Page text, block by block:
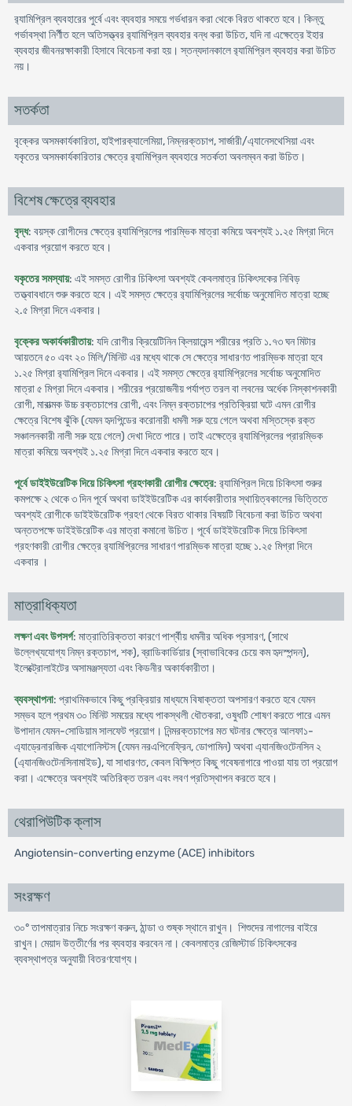
র‍্যামিপ্রিল ব্যবহারের পুর্বে এবং ব্যবহার সময়ে গর্ভধারন করা থেকে বিরত থাকতে হবে। কিন্তু
গর্ভাবস্থা নির্ণীত হলে অতিসত্ত্বর র‍্যামিপ্রিল ব্যবহার বন্ধ করা উচিত, যদি না এক্ষেত্রে ইহার
ব্যবহার জীবনরক্ষাকারী হিসাবে বিবেচনা করা হয়। স্তন্যদানকালে র‍্যামিপ্রিল ব্যবহার করা উচিত
নয়।
সতর্কতা
বৃক্কের অসমকার্যকারিতা, হাইপারক্যালেমিয়া, নিম্নরক্তচাপ, সার্জারী/এ্যানেসথেসিয়া এবং
যকৃতের অসমকার্যকারিতার ক্ষেত্রে র‍্যামিপ্রিল ব্যবহারে সতর্কতা অবলম্বন করা উচিত।
বিশেষ ক্ষেত্রে ব্যবহার
বৃদ্ধ: বয়স্ক রোগীদের ক্ষেত্রে র‍্যামিপ্রিলের পারম্ভিক মাত্রা কমিয়ে অবশ্যই ১.২৫ মিগ্রা দিনে
একবার প্রয়োগ করতে হবে।
যকৃতের সমস্যায়: এই সমস্ত রোগীর চিকিৎসা অবশ্যই কেবলমাত্র চিকিৎসকের নিবিড়
তত্ত্বাবধানে শুরু করতে হবে। এই সমস্ত ক্ষেত্রে র‍্যামিপ্রিলের সর্বোচ্চ অনুমোদিত মাত্রা হচ্ছে
২.৫ মিগ্রা দিনে একবার।
বৃক্কের অকার্যকারীতায়: যদি রোগীর ক্রিয়েটিনিন ক্লিয়ারেন্স শরীরের প্রতি ১.৭৩ ঘন মিটার
আয়তনে ৫০ এবং ২০ মিলি/মিনিট এর মধ্যে থাকে সে ক্ষেত্রে সাধারণত পারম্ভিক মাত্রা হবে
১.২৫ মিগ্রা র‍্যামিপ্রিল দিনে একবার। এই সমস্ত ক্ষেত্রে র‍্যামিপ্রিলের সর্বোচ্চ অনুমোদিত
মাত্রা ৫ মিগ্রা দিনে একবার। শরীরের প্রয়োজনীয় পর্যাপ্ত তরল বা লবনের অর্ধেক নিস্কাশনকারী
রোগী, মারাত্মক উচ্চ রক্তচাপের রোগী, এবং নিম্ন রক্তচাপের প্রতিক্রিয়া ঘটে এমন রোগীর
ক্ষেত্রে বিশেষ ঝুঁকি (যেমন হৃদপিন্ডের করোনারী ধমনী সরু হয়ে গেলে অথবা মস্তিস্কে রক্ত
সঞ্চালনকারী নালী সরু হয়ে গেলে) দেখা দিতে পারে। তাই এক্ষেত্রে র‍্যামিপ্রিলের প্রারম্ভিক
মাত্রা কমিয়ে অবশ্যই ১.২৫ মিগ্রা দিনে একবার করতে হবে।
পূর্বে ডাইইউরেটিক দিয়ে চিকিৎসা গ্রহণকারী রোগীর ক্ষেত্রে: র‍্যামিপ্রিল দিয়ে চিকিৎসা শুরুর
কমপক্ষে ২ থেকে ৩ দিন পূর্বে অথবা ডাইইউরেটিক এর কার্যকারীতার স্থায়িত্বকালের ভিত্তিতে
অবশ্যই রোগীকে ডাইইউরেটিক গ্রহণ থেকে বিরত থাকার বিষয়টি বিবেচনা করা উচিত অথবা
অন্ততপক্ষে ডাইইউরেটিক এর মাত্রা কমানো উচিত। পূর্বে ডাইইউরেটিক দিয়ে চিকিৎসা
গ্রহণকারী রোগীর ক্ষেত্রে র‍্যামিপ্রিলের সাধারণ পারম্ভিক মাত্রা হচ্ছে ১.২৫ মিগ্রা দিনে
একবার ।
মাত্রাধিক্যতা
লক্ষণ এবং উপসর্গ: মাত্রাতিরিক্ততা কারণে পার্শ্বীয় ধমনীর অধিক প্রসারণ, (সাথে
উল্লেখ্যযোগ্য নিম্ন রক্তচাপ, শক), ব্রাডিকার্ডিয়ার (স্বাভাবিকের চেয়ে কম হৃদস্পন্দন),
ইলেক্ট্রোলাইটের অসামঞ্জস্যতা এবং কিডনীর অকার্যকারীতা।
ব্যবস্থাপনা: প্রাথমিকভাবে কিছু প্রক্রিয়ার মাধ্যমে বিষাক্ততা অপসারণ করতে হবে যেমন
সম্ভব হলে প্রথম ৩০ মিনিট সময়ের মধ্যে পাকস্থলী ধৌতকরা, ওষুধটি শোষণ করতে পারে এমন
উপাদান যেমন-সোডিয়াম সালফেট প্রয়োগ। নিন্মরক্তচাপের মত ঘটনার ক্ষেত্রে আলফা১-
এ্যাড্রেনারজিক এ্যাগোনিস্টস (যেমন নরএপিনেফ্রিন, ডোপামিন) অথবা এ্যানজিওটেনসিন ২
(এ্যানজিওটেনসিনামাইড), যা সাধারণত, কেবল বিক্ষিপ্ত কিছু গবেষনাগারে পাওয়া যায় তা প্রয়োগ
করা। এক্ষেত্রে অবশ্যই অতিরিক্ত তরল এবং লবণ প্রতিস্থাপন করতে হবে।
থেরাপিউটিক ক্লাস
Angiotensin-converting enzyme (ACE) inhibitors
সংরক্ষণ
৩০° তাপমাত্রার নিচে সংরক্ষণ করুন, ঠান্ডা ও শুষ্ক স্থানে রাখুন। শিশুদের নাগালের বাইরে
রাখুন। মেয়াদ উত্তীর্ণের পর ব্যবহার করবেন না। কেবলমাত্র রেজিস্টার্ড চিকিৎসকের
ব্যবস্থাপত্র অনুযায়ী বিতরণযোগ্য।